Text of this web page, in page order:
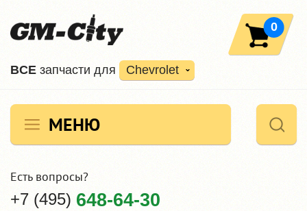
ВCE запчасти для Chevrolet
0
МЕНЮ
Есть вопросы?
+7 (495) 648-64-30